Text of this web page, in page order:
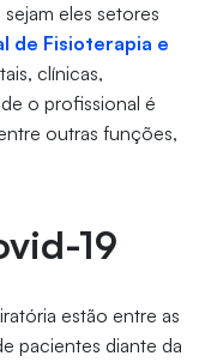
eles setores
de Fisioterapia e
clínicas,
o profissional é
outras funções,
19
estão entre as
pacientes diante da